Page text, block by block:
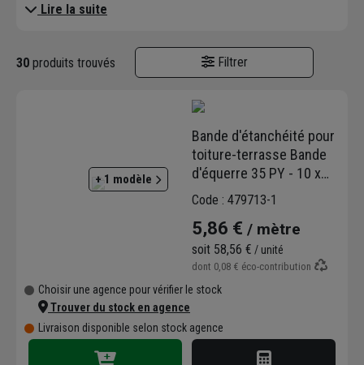
le génie civil. Ses produits équipent des
production, située en France, garantit un
contrôle rigoureux de la fabrication.
Une offre complète pour chaque
: Des
membranes SBS ou ALPA reconnues
pour leur longévité et leur résistance
terrasses sur béton, acier ou bois.
: Des
membranes PVC (gamme Hyperflex)
offrant une grande souplesse de pose
et une légèreté adaptée aux structures
légères.
L’étanchéité liquide (SEL)
Lire la suite
30 produits trouvés Filtrer
+ 1 modèle
Bande d'étanchéité pour
toiture-terrasse Bande
d'équerre 35 PY - 10 x
0,33 m - ép. 3.5 mm
Code : 479713-1
5,86 € / mètre
soit 58,56 € / unité
dont 0,08 € éco-contribution
Choisir une agence pour vérifier le stock
Trouver du stock en agence
Livraison disponible selon stock agence